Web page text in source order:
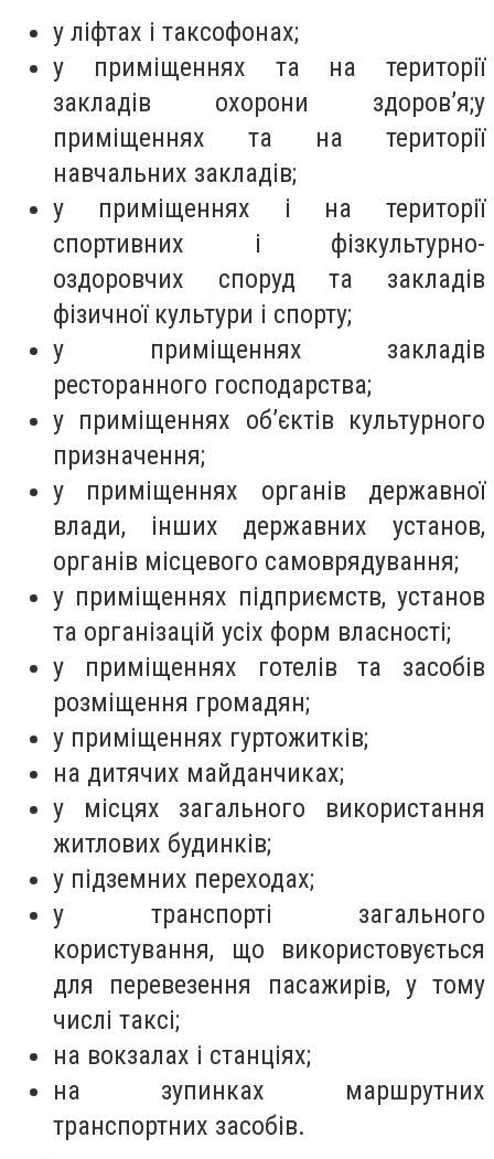
у ліфтах і таксофонах;
у приміщеннях та на території
закладів охорони здоров’я;у
приміщеннях та на території
навчальних закладів;
у приміщеннях і на території
спортивних і фізкультурно-
оздоровчих споруд та закладів
фізичної культури і спорту;
у приміщеннях закладів
ресторанного господарства;
у приміщеннях об’єктів культурного
призначення;
у приміщеннях органів державної
влади, інших державних установ,
органів місцевого самоврядування;
у приміщеннях підприємств, установ
та організацій усіх форм власності;
у приміщеннях готелів та засобів
розміщення громадян;
у приміщеннях гуртожитків;
на дитячих майданчиках;
у місцях загального використання
житлових будинків;
у підземних переходах;
у транспорті загального
користування, що використовується
для перевезення пасажирів, у тому
числі таксі;
на вокзалах і станціях;
на зупинках маршрутних
транспортних засобів.